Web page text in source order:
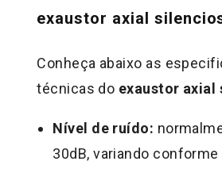
exaustor axial
Conheça abaixo as
técnicas do exaustor axial
Nível de ruído:
30dB, variando conforme